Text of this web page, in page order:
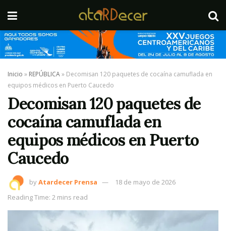
Inicio » REPÚBLICA» Decomisan 120 paquetes de cocaína camuflada en
equipos médicos en Puerto Caucedo
Decomisan 120 paquetes de
cocaína camuflada en
equipos médicos en Puerto
Caucedo
byAtardecer Prensa
18 de mayo de 2026
Reading Time: 2 mins read